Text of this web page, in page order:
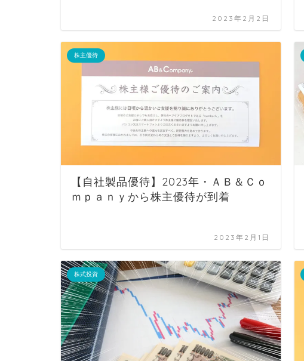
2023年2月2日
株主優待
【自社製品優待】2023年・ＡＢ＆Ｃｏ
ｍｐａｎｙから株主優待が到着
2023年2月1日
株式投資